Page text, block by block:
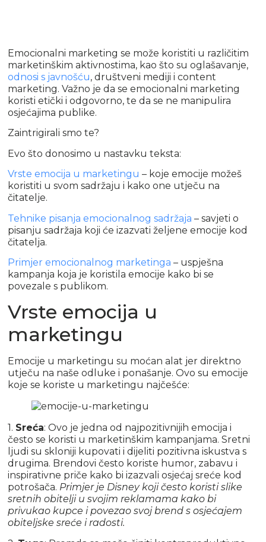
Emocionalni marketing se može koristiti u različitim
marketinškim aktivnostima, kao što su oglašavanje,
odnosi s javnošću, društveni mediji i content
marketing. Važno je da se emocionalni marketing
koristi etički i odgovorno, te da se ne manipulira
osjećajima publike.
Zaintrigirali smo te?
Evo što donosimo u nastavku teksta:
Vrste emocija u marketingu – koje emocije možeš
koristiti u svom sadržaju i kako one utječu na
čitatelje.
Tehnike pisanja emocionalnog sadržaja – savjeti o
pisanju sadržaja koji će izazvati željene emocije kod
čitatelja.
Primjer emocionalnog marketinga – uspješna
kampanja koja je koristila emocije kako bi se
povezale s publikom.
Vrste emocija u
marketingu
Emocije u marketingu su moćan alat jer direktno
utječu na naše odluke i ponašanje. Ovo su emocije
koje se koriste u marketingu najčešće:
1. Sreća: Ovo je jedna od najpozitivnijih emocija i
često se koristi u marketinškim kampanjama. Sretni
ljudi su skloniji kupovati i dijeliti pozitivna iskustva s
drugima. Brendovi često koriste humor, zabavu i
inspirativne priče kako bi izazvali osjećaj sreće kod
potrošača. Primjer je Disney koji često koristi slike
sretnih obitelji u svojim reklamama kako bi
privukao kupce i povezao svoj brend s osjećajem
obiteljske sreće i radosti.